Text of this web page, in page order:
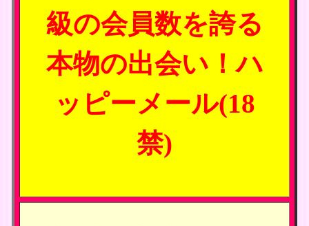
級の会員数を誇る
本物の出会い！ハ
ッピーメール(18
禁)